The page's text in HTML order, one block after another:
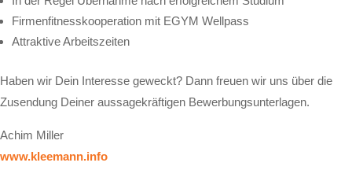
Firmenfitnesskooperation mit EGYM Wellpass
Attraktive Arbeitszeiten
Haben wir Dein Interesse geweckt? Dann freuen wir uns über die
Zusendung Deiner aussagekräftigen Bewerbungsunterlagen.
Achim Miller
www.kleemann.info